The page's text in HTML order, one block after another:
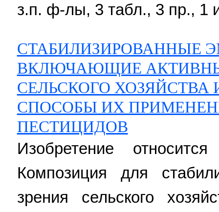
з.п. ф-лы, 3 табл., 3 пр., 1
СТАБИЛИЗИРОВАННЫЕ
ВКЛЮЧАЮЩИЕ
СЕЛЬСКОГО ХОЗЯЙСТВА
СПОСОБЫ ИХ
ПЕСТИЦИДОВ
Изобретение
Композиция для
зрения сельского